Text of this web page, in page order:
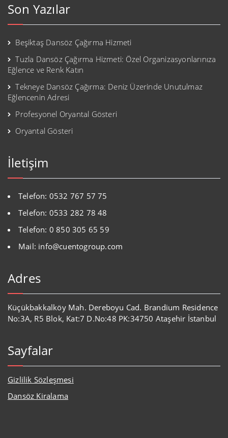
Son Yazılar
Beşiktaş Dansöz Çağırma Hizmeti
Tuzla Dansöz Çağırma Hizmeti: Özel Organizasyonlarınıza
Eğlence ve Renk Katın
Tekneye Dansöz Çağırma: Deniz Üzerinde Unutulmaz
Eğlencenin Adresi
Profesyonel Oryantal Gösteri
Oryantal Gösteri
İletişim
Telefon: 0532 767 57 75
Telefon: 0533 282 78 48
Telefon: 0 850 305 65 59
Mail: info@cuentogroup.com
Adres
Küçükbakkalköy Mah. Dereboyu Cad. Brandium Residence
No:3A, R5 Blok, Kat:7 D.No:48 PK:34750 Ataşehir İstanbul
Sayfalar
Gizlilik Sözleşmesi
Dansöz Kiralama